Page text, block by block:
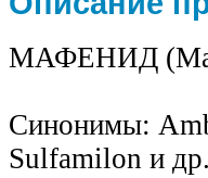
МАФЕНИД
Синонимы:
Sulfamilon и